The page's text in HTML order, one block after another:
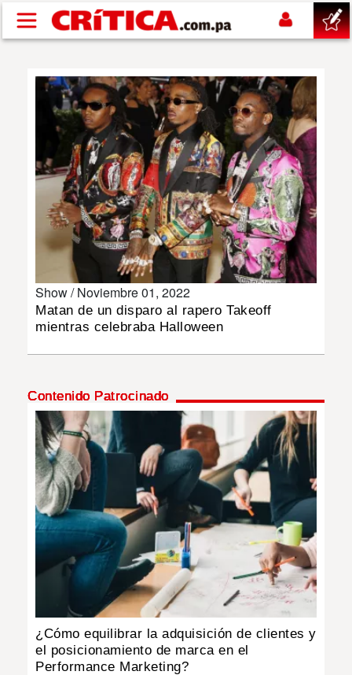
Pasar al contenido principal
SUCESOS
NACIONAL
POLÍTICA
SHOW
DEPORTES
MULTIMEDIA
IMPRESO
Show /Noviembre 01, 2022
Matan de un disparo al rapero Takeoff
mientras celebraba Halloween
Contenido Patrocinado
¿Cómo equilibrar la adquisición de clientes y
el posicionamiento de marca en el
Performance Marketing?